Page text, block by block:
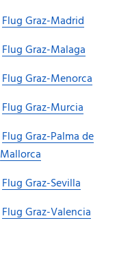
Flug Graz-Madrid
Flug Graz-Malaga
Flug Graz-Menorca
Flug Graz-Murcia
Flug Graz-Palma de
Mallorca
Flug Graz-Sevilla
Flug Graz-Valencia